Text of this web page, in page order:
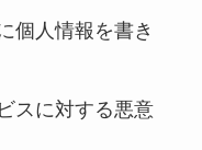
個人情報を書き
スに対する悪意